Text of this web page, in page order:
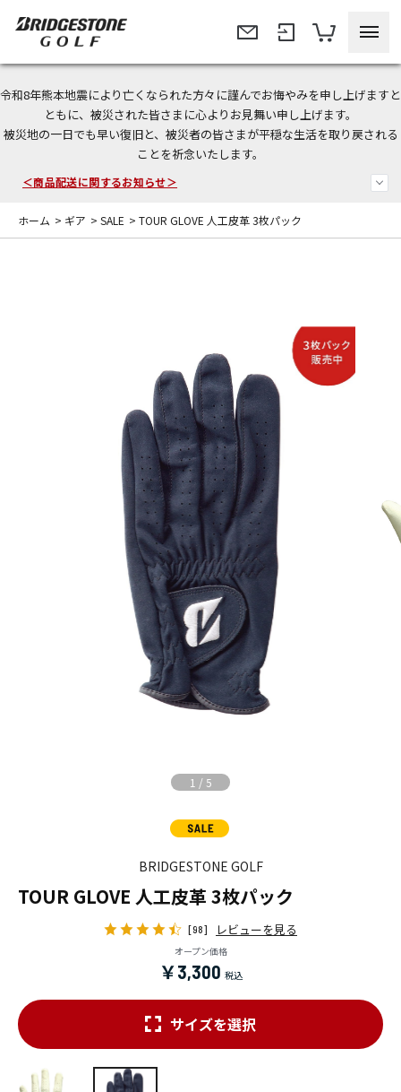
令和8年熊本地震により亡くなられた方々に謹んでお悔やみを申し上げますと
ともに、被災された皆さまに心よりお見舞い申し上げます。
被災地の一日でも早い復旧と、被災者の皆さまが平穏な生活を取り戻される
ことを祈念いたします。
＜夏季休暇中のご注文・発送・お問い合わせ＞
今なら新規会員登録で1,000円OFFクーポンプレゼント！
＜商品配送に関するお知らせ＞
ホーム > ギア > SALE > TOUR GLOVE 人工皮革 3枚パック
1 / 5
BRIDGESTONE GOLF
TOUR GLOVE 人工皮革 3枚パック
[98] レビューを見る
オープン価格
￥3,300
サイズを選択